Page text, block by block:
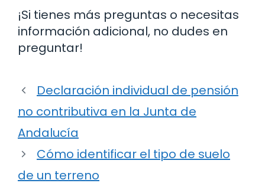
¡Si tienes más preguntas o necesitas
información adicional, no dudes en
preguntar!
Declaración individual de pensión
no contributiva en la Junta de
Andalucía
Cómo identificar el tipo de suelo
de un terreno